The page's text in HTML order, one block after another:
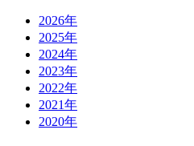
2026年
2025年
2024年
2023年
2022年
2021年
2020年